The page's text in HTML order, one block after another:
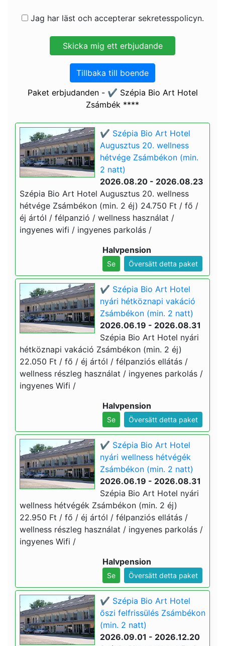
Jag har läst och accepterar sekretesspolicyn.
Tillbaka till boende
Paket erbjudanden - ✔️ Szépia Bio Art Hotel
Zsámbék ****
✔️ Szépia Bio Art Hotel
Augusztus 20. wellness
hétvége Zsámbékon (min.
2 natt)
2026.08.20 - 2026.08.23
Szépia Bio Art Hotel Augusztus 20. wellness
hétvége Zsámbékon (min. 2 éj) 24.750 Ft / fő /
éj ártól / félpanzió / wellness használat /
ingyenes wifi / ingyenes parkolás /
Halvpension
Se Översätt detta paket
✔️ Szépia Bio Art Hotel
nyári hétköznapi vakáció
Zsámbékon (min. 2 natt)
2026.06.19 - 2026.08.31
Szépia Bio Art Hotel nyári
hétköznapi vakáció Zsámbékon (min. 2 éj)
22.050 Ft / fő / éj ártól / félpanziós ellátás /
wellness részleg használat / ingyenes parkolás /
ingyenes Wifi /
Halvpension
Se Översätt detta paket
✔️ Szépia Bio Art Hotel
nyári wellness hétvégék
Zsámbékon (min. 2 natt)
2026.06.19 - 2026.08.31
Szépia Bio Art Hotel nyári
wellness hétvégék Zsámbékon (min. 2 éj)
22.950 Ft / fő / éj ártól / félpanziós ellátás /
wellness részleg használat / ingyenes parkolás /
ingyenes Wifi /
Halvpension
Se Översätt detta paket
✔️ Szépia Bio Art Hotel
őszi felfrissülés Zsámbékon
(min. 2 natt)
2026.09.01 - 2026.12.20